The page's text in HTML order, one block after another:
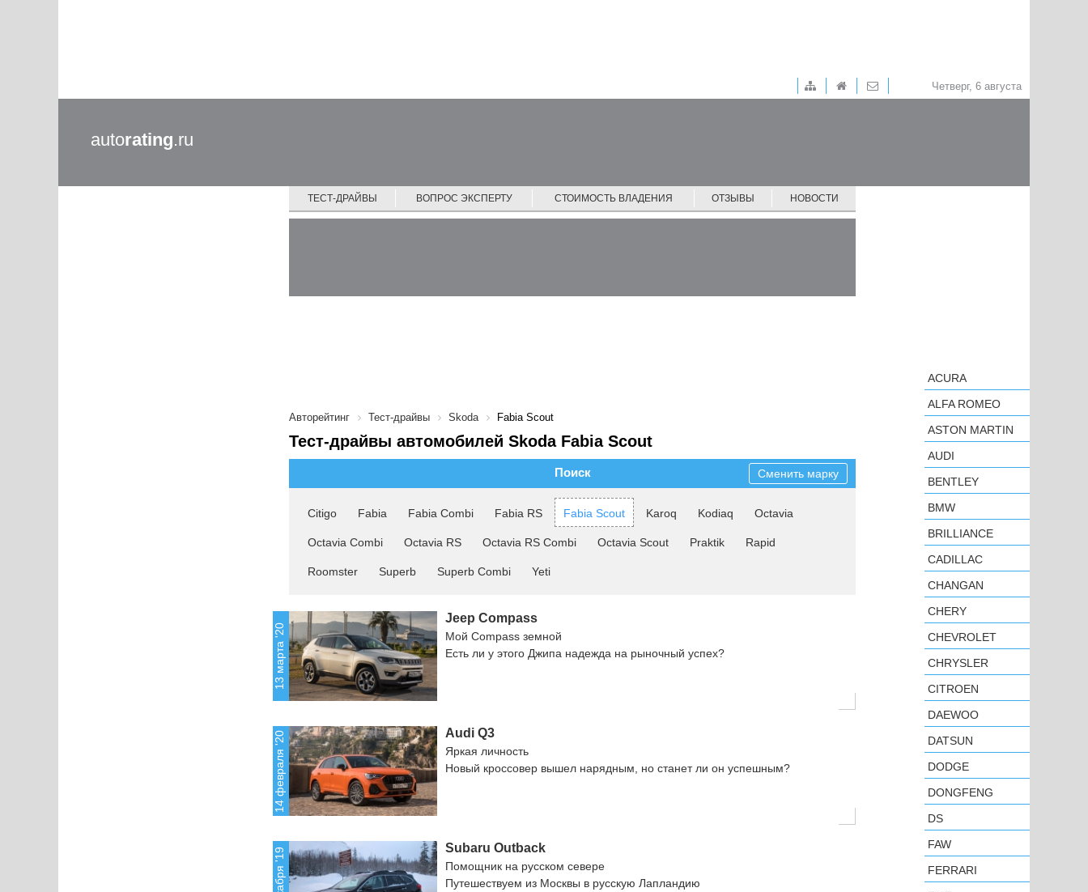
Четверг, 6 августа
autorating.ru
ТЕСТ-ДРАЙВЫ ВОПРОС ЭКСПЕРТУ СТОИМОСТЬ ВЛАДЕНИЯ ОТЗЫВЫ НОВОСТИ
Авторейтинг Тест-драйвы Skoda Fabia Scout
Тест-драйвы автомобилей Skoda Fabia Scout
Поиск Сменить марку
Citigo Fabia Fabia Combi Fabia RS Fabia Scout Karoq Kodiaq Octavia
Octavia Combi Octavia RS Octavia RS Combi Octavia Scout Praktik Rapid
Roomster Superb Superb Combi Yeti
13 марта '20
Jeep Compass
Мой Compass земной
Есть ли у этого Джипа надежда на рыночный успех?
14 февраля '20 Audi Q3
Яркая личность
Новый кроссовер вышел нарядным, но станет ли он успешным?
Subaru Outback
Помощник на русском севере
Путешествуем из Москвы в русскую Лапландию
ACURA
ALFA ROMEO
ASTON MARTIN
AUDI
BENTLEY
BMW
BRILLIANCE
CADILLAC
CHANGAN
CHERY
CHEVROLET
CHRYSLER
CITROEN
DAEWOO
DATSUN
DODGE
DONGFENG
DS
FAW
FERRARI